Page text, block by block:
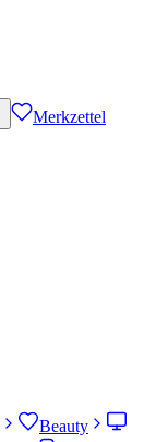
Merkzettel
Beauty